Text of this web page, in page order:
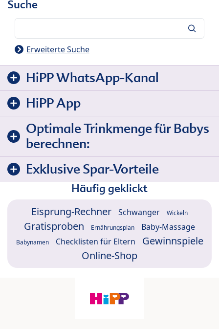
Suche
Erweiterte Suche
HiPP WhatsApp-Kanal
HiPP App
Optimale Trinkmenge für Babys
berechnen:
Exklusive Spar-Vorteile
Häufig geklickt
Eisprung-Rechner Schwanger Wickeln
Gratisproben Ernährungsplan Baby-Massage
Babynamen Checklisten für Eltern
Gewinnspiele
Online-Shop